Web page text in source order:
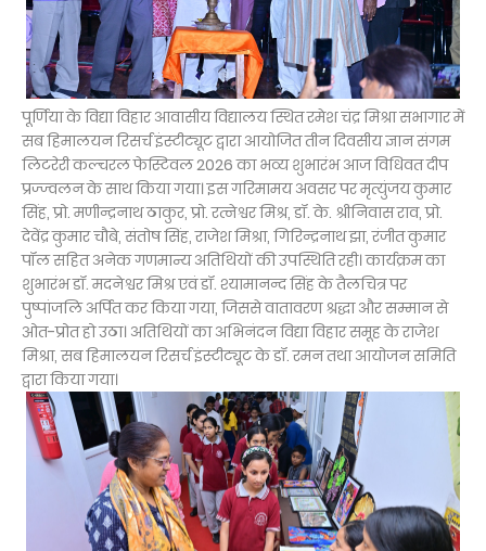
पूर्णिया के विद्या विहार आवासीय विद्यालय स्थित रमेश चंद्र मिश्रा सभागार में
सब हिमालयन रिसर्च इंस्टीट्यूट द्वारा आयोजित तीन दिवसीय ज्ञान संगम
लिटरेरी कल्चरल फेस्टिवल 2026 का भव्य शुभारंभ आज विधिवत दीप
प्रज्ज्वलन के साथ किया गया। इस गरिमामय अवसर पर मृत्युंजय कुमार
सिंह, प्रो. मणीन्द्रनाथ ठाकुर, प्रो. रत्नेश्वर मिश्र, डॉ. के. श्रीनिवास राव, प्रो.
देवेंद्र कुमार चौबे, संतोष सिंह, राजेश मिश्रा, गिरिन्द्रनाथ झा, रंजीत कुमार
पॉल सहित अनेक गणमान्य अतिथियों की उपस्थिति रही। कार्यक्रम का
शुभारंभ डॉ. मदनेश्वर मिश्र एवं डॉ. श्यामानन्द सिंह के तैलचित्र पर
पुष्पांजलि अर्पित कर किया गया, जिससे वातावरण श्रद्धा और सम्मान से
ओत-प्रोत हो उठा। अतिथियों का अभिनंदन विद्या विहार समूह के राजेश
मिश्रा, सब हिमालयन रिसर्च इंस्टीट्यूट के डॉ. रमन तथा आयोजन समिति
द्वारा किया गया।